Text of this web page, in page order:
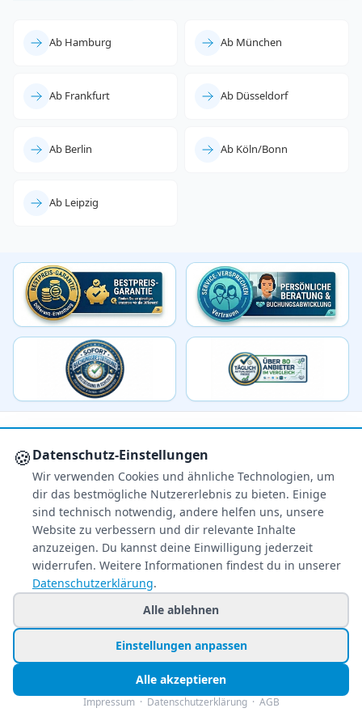
Ab Hamburg Ab München
Ab Frankfurt Ab Düsseldorf
Ab Berlin Ab Köln/Bonn
Ab Leipzig
Ihr zuverlässiger Reisepreisvergleich – über 80
Veranstalter im Vergleich.
+49 991 2967 68857
Mo–Fr 8–22 Uhr · Sa 9–22
So & Feiertags 11–22 Uhr
NEWSLETTER
Exklusive Reiseschnäppchen direkt in Ihr
Postfach – kostenlos & jederzeit
abbestellbar.
🍪Datenschutz-Einstellungen
Wir verwenden Cookies und ähnliche Technologien, um
dir das bestmögliche Nutzererlebnis zu bieten. Einige
sind technisch notwendig, andere helfen uns, unsere
Website zu verbessern und dir relevante Inhalte
anzuzeigen. Du kannst deine Einwilligung jederzeit
widerrufen. Weitere Informationen findest du in unserer
Datenschutzerklärung.
Alle ablehnen
Einstellungen anpassen
Alle akzeptieren
Impressum· Datenschutzerklärung· AGB